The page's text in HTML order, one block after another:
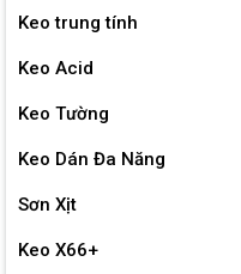
Keo trung tính
Keo Acid
Keo Tường
Keo Dán Đa Năng
Sơn Xịt
Keo X66+